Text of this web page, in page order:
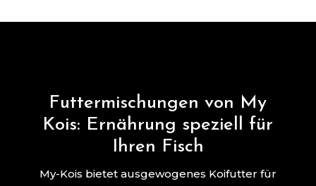
Futtermischungen von My
Kois: Ernährung speziell für
Ihren Fisch
My-Kois bietet ausgewogenes Koifutter für